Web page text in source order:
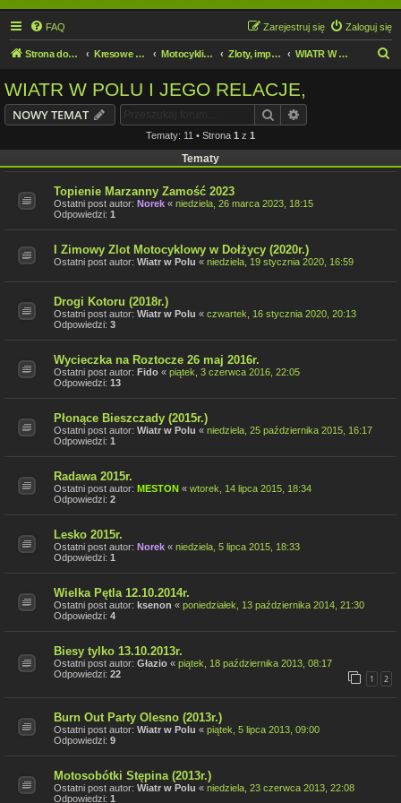
FAQ Zaloguj się
Zarejestruj się
Strona domowa Kresowe forum motocyklowe Motocykliści i Motocyklistki Zloty, imprezy, wycieczki, spotkania WIATR W POLU I JEGO RELACJE,
WIATR W POLU I JEGO RELACJE,
NOWY TEMAT Szukaj
Tematy: 11 • Strona 1 z 1
Tematy
Topienie Marzanny Zamość 2023
Ostatni post autor: Norek « niedziela, 26 marca 2023, 18:15
Odpowiedzi: 1
I Zimowy Zlot Motocyklowy w Dołżycy (2020r.)
Ostatni post autor: Wiatr w Polu « niedziela, 19 stycznia 2020, 16:59
Drogi Kotoru (2018r.)
Ostatni post autor: Wiatr w Polu « czwartek, 16 stycznia 2020, 20:13
Odpowiedzi: 3
Wycieczka na Roztocze 26 maj 2016r.
Ostatni post autor: Fido « piątek, 3 czerwca 2016, 22:05
Odpowiedzi: 13
Płonące Bieszczady (2015r.)
Ostatni post autor: Wiatr w Polu « niedziela, 25 października 2015, 16:17
Odpowiedzi: 1
Radawa 2015r.
Ostatni post autor: MESTON « wtorek, 14 lipca 2015, 18:34
Odpowiedzi: 2
Lesko 2015r.
Ostatni post autor: Norek « niedziela, 5 lipca 2015, 18:33
Odpowiedzi: 1
Wielka Pętla 12.10.2014r.
Ostatni post autor: ksenon « poniedziałek, 13 października 2014, 21:30
Odpowiedzi: 4
Biesy tylko 13.10.2013r.
Ostatni post autor: Głazio « piątek, 18 października 2013, 08:17
Odpowiedzi: 22 1 2
Burn Out Party Olesno (2013r.)
Ostatni post autor: Wiatr w Polu « piątek, 5 lipca 2013, 09:00
Odpowiedzi: 9
Motosobótki Stępina (2013r.)
Ostatni post autor: Wiatr w Polu « niedziela, 23 czerwca 2013, 22:08
Odpowiedzi: 1